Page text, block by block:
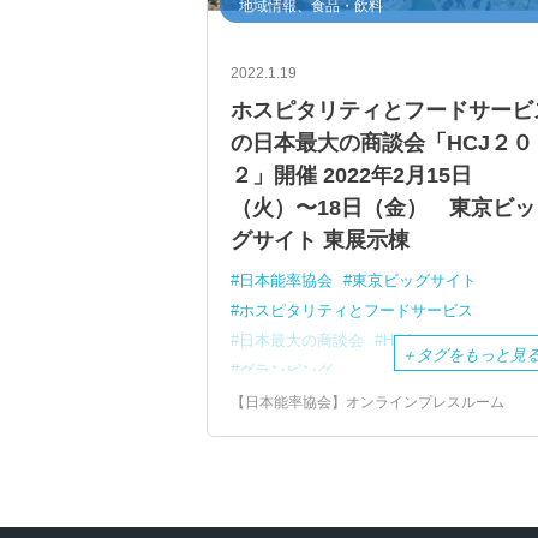
地域情報、食品・飲料
2022.1.19
ホスピタリティとフードサービ
の日本最大の商談会「HCJ２０
２」開催 2022年2月15日
（火）〜18日（金） 東京ビッ
グサイト 東展示棟
日本能率協会
東京ビッグサイト
ホスピタリティとフードサービス
日本最大の商談会
HCJ２０２２
グランピング
国際ホテル・レストラン・ショー
＋ タグをもっと見
【日本能率協会】オンラインプレスルーム